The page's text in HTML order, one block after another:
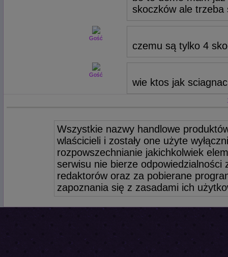
skoczków ale trzeba
Gość
czemu są tylko 4
Gość
wie ktos jak
Wszystkie nazwy handlowe
wlaścicieli i zostały one użyte
rozpowszechnianie jakichkolwiek
serwisu nie bierze odpowiedzialności
redaktorów oraz za pobierane
zapoznania się z zasadami ich